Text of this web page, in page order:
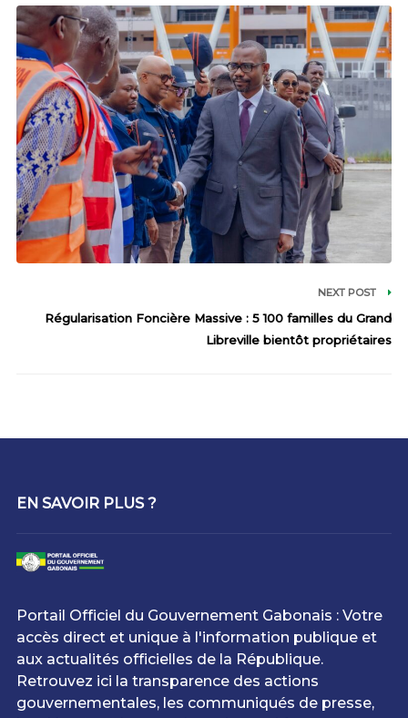
NEXT POST
Régularisation Foncière Massive : 5 100 familles du Grand
Libreville bientôt propriétaires
EN SAVOIR PLUS ?
Portail Officiel du Gouvernement Gabonais : Votre
accès direct et unique à l'information publique et
aux actualités officielles de la République.
Retrouvez ici la transparence des actions
gouvernementales, les communiqués de presse,